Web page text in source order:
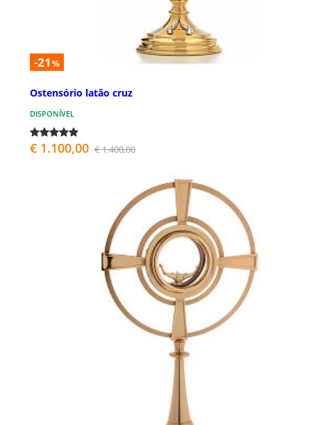
-21 %
Ostensório latão cruz
DISPONÍVEL
€ 1.100,00 € 1.400,00